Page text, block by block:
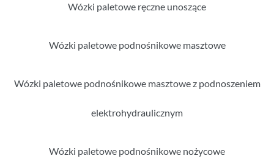
Wózki paletowe ręczne unoszące
Wózki paletowe podnośnikowe masztowe
Wózki paletowe podnośnikowe masztowe z podnoszeniem
elektrohydraulicznym
Wózki paletowe podnośnikowe nożycowe